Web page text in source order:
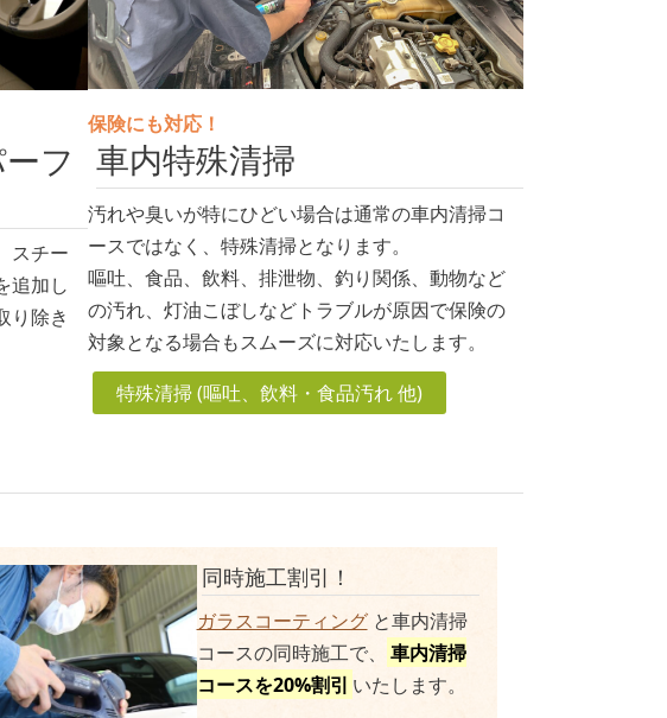
フ
スチー
追加し
り除き
保険にも対応！
車内特殊清掃
汚れや臭いが特にひどい場合は通常の車内清掃コ
ースではなく、特殊清掃となります。
嘔吐、食品、飲料、排泄物、釣り関係、動物など
の汚れ、灯油こぼしなどトラブルが原因で保険の
対象となる場合もスムーズに対応いたします。
特殊清掃 (嘔吐、飲料・食品汚れ 他)
同時施工割引！
ガラスコーティングと車内清掃
コースの同時施工で、
車内清掃
コースを20%割引 いたします。